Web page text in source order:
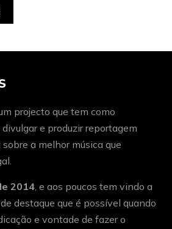
projecto que tem como
e produzir reportagem
a melhor música que
2014, e aos poucos tem vindo a
destaque que é possível quando
e vontade de fazer o